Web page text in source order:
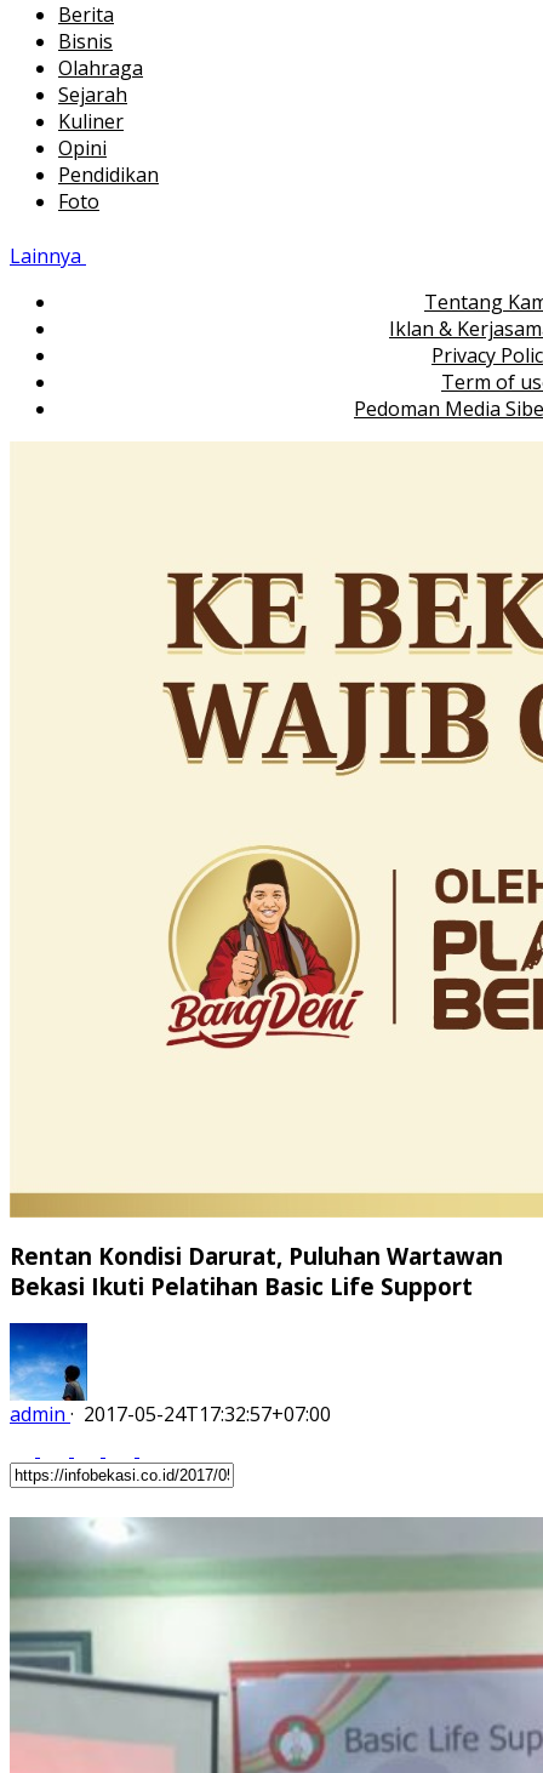
Berita
Bisnis
Olahraga
Sejarah
Kuliner
Opini
Pendidikan
Foto
Lainnya
Tentang
Iklan &
Privacy
Term of
Pedoman Media
Rentan Kondisi Darurat, Puluhan Wartawan
Bekasi Ikuti Pelatihan Basic Life Support
admin · 2017-05-24T17:32:57+07:00